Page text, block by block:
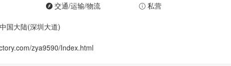
交通/运输/物流 私营
国大陆(深圳大道)
zya9590/Index.html